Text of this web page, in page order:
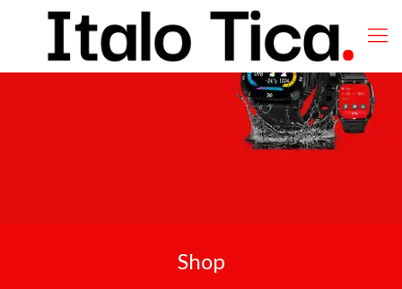
Shop